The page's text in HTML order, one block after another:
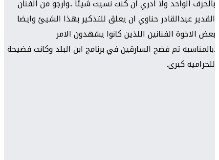
بالحرف الواحد ولا ادري ان كنت نسيت شيئا ..وارجو من الفنان
القدير عبدالقادر حناوي ان يعلق للتذكير بهذا الشيئ وايضا
بعض الاخوة الفنانين اللذين كانوا يشهدون الامر
.بالمناسبه تم فضح السارقين في برنامج ابن البلد وكانت فضيحة
للحراميه كبرى.